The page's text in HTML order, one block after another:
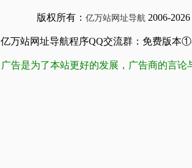
版权所有： 亿万站网址导航 2006-2026
亿万站网址导航程序QQ交流群：免费版本
广告是为了本站更好的发展，广告商的言